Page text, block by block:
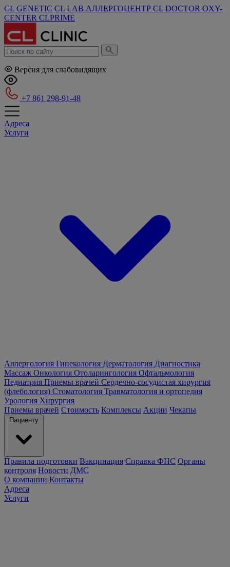
CL GENETIC CL LAB АЛЛЕРГОЦЕНТР CL DOCTOR OXY-
CENTER CLPRIME
Версия для слабовидящих
+7 861 298-91-48
Адреса
Услуги
Аллергология Гинекология Дерматология Диагностика
Массаж Онкология Отоларингология Офтальмология
Педиатрия Приемы врачей Сердечно-сосудистая хирургия
(флебология) Стоматология Травматология и ортопедия
Урология Хирургия
Приемы врачей Стоимость Комплексы Акции Чекапы
Пациенту
Правила подготовки Вакцинация Справка ФНС Органы
контроля Новости ДМС
О компании Контакты
Адреса
Услуги